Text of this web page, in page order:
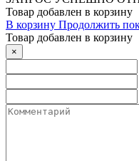
Товар добавлен в корзину
В корзину Продолжить
Товар добавлен в корзину
×